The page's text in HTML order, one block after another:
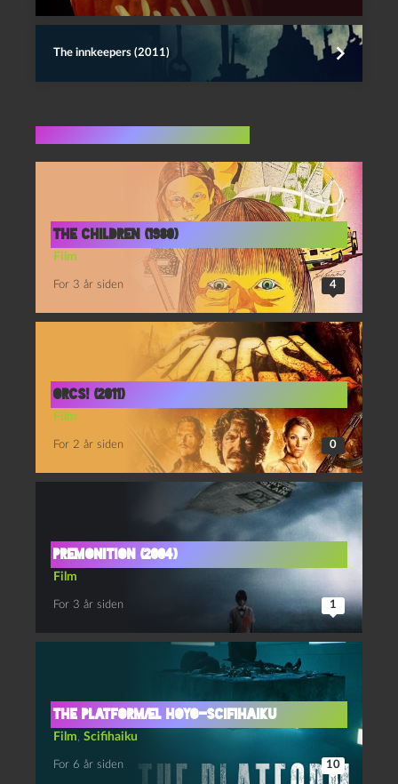
The innkeepers (2011)
The Children (1980)
Film
For 3 år siden 4
Orcs! (2011)
Film
For 2 år siden 0
Premonition (2004)
Film
For 3 år siden 1
The Platform/El Hoyo-scifihaiku
Film, Scifihaiku
For 6 år siden 10